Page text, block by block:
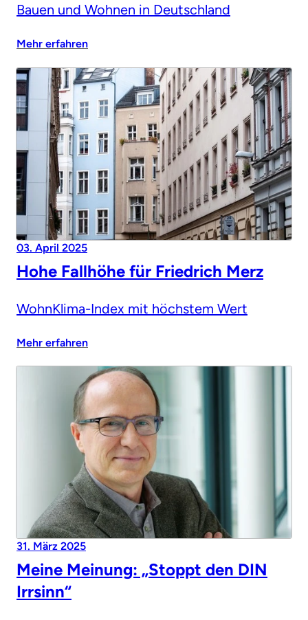
Bauen und Wohnen in Deutschland
Mehr erfahren
03. April 2025
Hohe Fallhöhe für Friedrich Merz
WohnKlima-Index mit höchstem Wert
Mehr erfahren
31. März 2025
Meine Meinung: „Stoppt den DIN
Irrsinn“